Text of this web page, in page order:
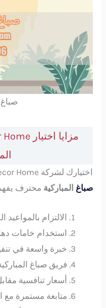
صباغ
اختيارك لشركة Decor Home يعني أنك تتعامل مع فريق
صباغ المباركية محترف يفهم
الالتزام
استخدام خامات
خبرة واسعة في
فريق صباغ
أسعار تنافسية
متابعة مستمرة مع